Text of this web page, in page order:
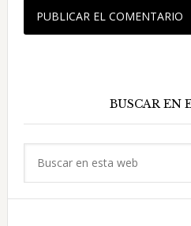
principal
BUSCAR EN